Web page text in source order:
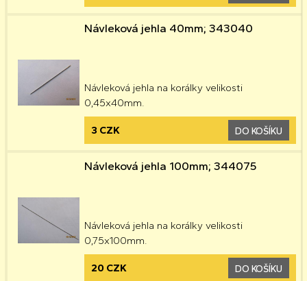
Návleková jehla 40mm; 343040
Návleková jehla na korálky velikosti
0,45x40mm.
3 CZK DO KOŠÍKU
Návleková jehla 100mm; 344075
Návleková jehla na korálky velikosti
0,75x100mm.
20 CZK DO KOŠÍKU